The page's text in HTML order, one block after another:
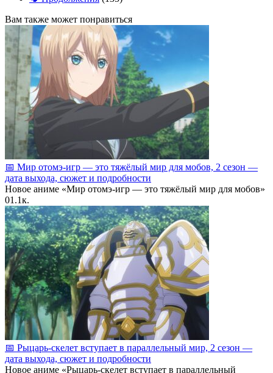
Вам также может понравиться
📅 Мир отомэ‑игр — это тяжёлый мир для мобов, 2 сезон —
дата выхода, сюжет и подробности
Новое аниме «Мир отомэ‑игр — это тяжёлый мир для мобов»
01.1к.
📅 Рыцарь‑скелет вступает в параллельный мир, 2 сезон —
дата выхода, сюжет и подробности
Новое аниме «Рыцарь‑скелет вступает в параллельный